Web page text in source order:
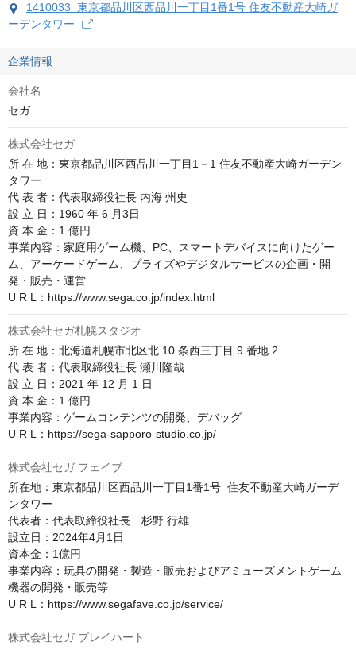
1410033 東京都品川区西品川一丁目1番1号 住友不動産大崎ガ
ーデンタワー
企業情報
会社名
セガ
株式会社セガ
所 在 地：東京都品川区西品川一丁目1－1 住友不動産大崎ガーデン
タワー
代 表 者：代表取締役社長 内海 州史
設 立 日：1960 年 6 月3日
資 本 金：1 億円
事業内容：家庭用ゲーム機、PC、スマートデバイスに向けたゲー
ム、アーケードゲーム、プライズやデジタルサービスの企画・開
発・販売・運営
U R L：https://www.sega.co.jp/index.html
株式会社セガ札幌スタジオ
所 在 地：北海道札幌市北区北 10 条西三丁目 9 番地 2
代 表 者：代表取締役社長 瀬川隆哉
設 立 日：2021 年 12 月 1 日
資 本 金：1 億円
事業内容：ゲームコンテンツの開発、デバッグ
U R L：https://sega-sapporo-studio.co.jp/
株式会社セガ フェイブ
所在地：東京都品川区西品川一丁目1番1号  住友不動産大崎ガーデ
ンタワー
代表者：代表取締役社長　杉野 行雄
設立日：2024年4月1日
資本金：1億円
事業内容：玩具の開発・製造・販売およびアミューズメントゲーム
機器の開発・販売等
U R L：https://www.segafave.co.jp/service/
株式会社セガ プレイハート